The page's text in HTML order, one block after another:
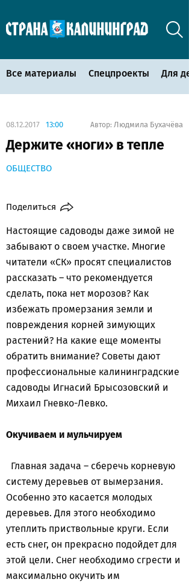
Все материалы Спецпроекты Для
08.12.2017 13:00 Автор: Людмила Бухачёва
Держите «ноги» в тепле
ОБЩЕСТВО
Поделиться
Настоящие садоводы даже зимой не
забывают о своем участке. Многие
читатели «СК» просят специалистов
рассказать – что рекомендуется
сделать, пока нет морозов? Как
избежать промерзания земли и
повреждения корней зимующих
растений? На какие еще моменты
обратить внимание? Советы дают
профессиональные калининградские
садоводы Игнасий Брысозовский и
Михаил Гневко-Левко.
Окучиваем и мульчируем
Главная задача – сберечь корневую
систему деревьев от вымерзания.
Особенно это касается молодых
деревьев. Для этого необходимо
утеплить приствольные круги. Если
есть снег, он прекрасно подойдет для
этой цели. Снег необходимо сгрести и
максимально окучить им